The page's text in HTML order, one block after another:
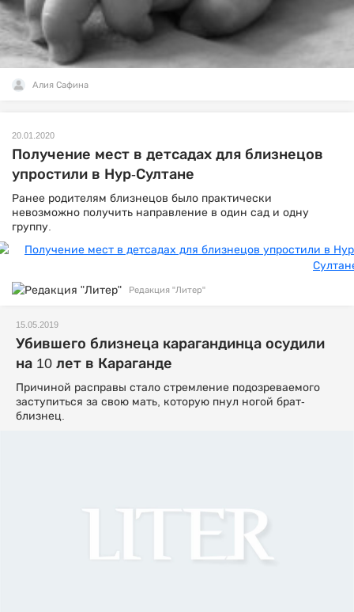
Алия Сафина
20.01.2020
Получение мест в детсадах для близнецов
упростили в Нур-Султане
Ранее родителям близнецов было практически
невозможно получить направление в один сад и одну
группу.
Редакция "Литер"
15.05.2019
Убившего близнеца карагандинца осудили
на 10 лет в Караганде
Причиной расправы стало стремление подозреваемого
заступиться за свою мать, которую пнул ногой брат-
близнец.